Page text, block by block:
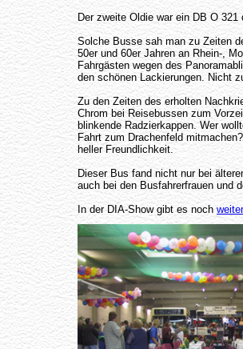
Der zweite Oldie war ein DB O
Solche Busse sah man zu Zeiten
50er und 60er Jahren an Rhein-,
Fahrgästen wegen des
den schönen Lackierungen. Nicht
Zu den Zeiten des erholten
Chrom bei Reisebussen zum
blinkende Radzierkappen. Wer
Fahrt zum Drachenfeld
heller Freundlichkeit.
Dieser Bus fand nicht nur bei
auch bei den Busfahrerfrauen und
In der DIA-Show gibt es noch